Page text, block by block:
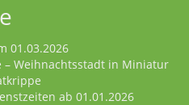
01.03.2026
– Weihnachtsstadt in Miniatur
ab 01.01.2026